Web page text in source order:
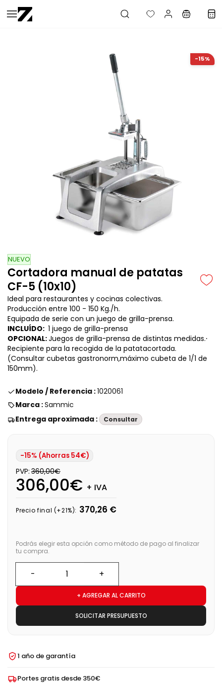
Saltar al
contenido
-15%
NUEVO
Cortadora manual de patatas
CF-5 (10x10)
Ideal para restaurantes y cocinas colectivas.
Producción entre 100 - 150 Kg./h.
Equipada de serie con un juego de grilla-prensa.
INCLUÍDO: 1 juego de grilla-prensa
OPCIONAL:Juegos de grilla-prensa de distintas medidas.∙
Recipiente para la recogida de la patatacortada.
(Consultar cubetas gastronorm,máximo cubeta de 1/1 de
150mm).
Modelo / Referencia :1020061
Marca :Sammic
Entrega aproximada :
Consultar
-15% (Ahorras 54€)
PVP: 360,00€
306,00€ + IVA
Precio final (+21%): 370,26 €
Podrás elegir esta opción como método de pago al finalizar
tu compra.
+ AGREGAR AL CARRITO
SOLICITAR PRESUPUESTO
1 año de garantía
Portes gratis desde 350€